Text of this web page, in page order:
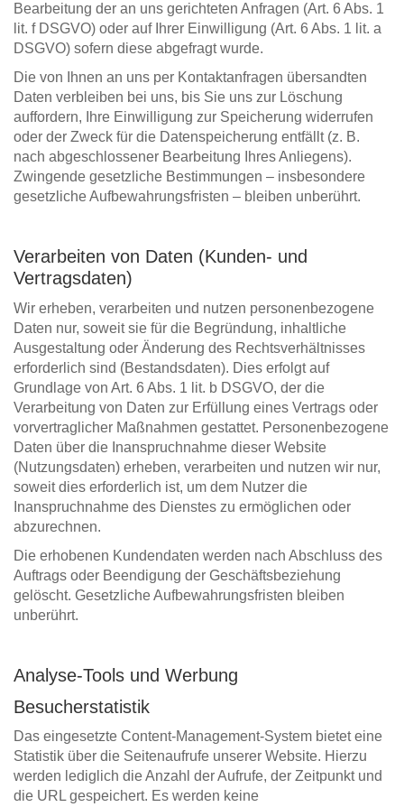
Bearbeitung der an uns gerichteten Anfragen (Art. 6 Abs. 1
lit. f DSGVO) oder auf Ihrer Einwilligung (Art. 6 Abs. 1 lit. a
DSGVO) sofern diese abgefragt wurde.
Die von Ihnen an uns per Kontaktanfragen übersandten
Daten verbleiben bei uns, bis Sie uns zur Löschung
auffordern, Ihre Einwilligung zur Speicherung widerrufen
oder der Zweck für die Datenspeicherung entfällt (z. B.
nach abgeschlossener Bearbeitung Ihres Anliegens).
Zwingende gesetzliche Bestimmungen – insbesondere
gesetzliche Aufbewahrungsfristen – bleiben unberührt.
Verarbeiten von Daten (Kunden- und
Vertragsdaten)
Wir erheben, verarbeiten und nutzen personenbezogene
Daten nur, soweit sie für die Begründung, inhaltliche
Ausgestaltung oder Änderung des Rechtsverhältnisses
erforderlich sind (Bestandsdaten). Dies erfolgt auf
Grundlage von Art. 6 Abs. 1 lit. b DSGVO, der die
Verarbeitung von Daten zur Erfüllung eines Vertrags oder
vorvertraglicher Maßnahmen gestattet. Personenbezogene
Daten über die Inanspruchnahme dieser Website
(Nutzungsdaten) erheben, verarbeiten und nutzen wir nur,
soweit dies erforderlich ist, um dem Nutzer die
Inanspruchnahme des Dienstes zu ermöglichen oder
abzurechnen.
Die erhobenen Kundendaten werden nach Abschluss des
Auftrags oder Beendigung der Geschäftsbeziehung
gelöscht. Gesetzliche Aufbewahrungsfristen bleiben
unberührt.
Analyse-Tools und Werbung
Besucherstatistik
Das eingesetzte Content-Management-System bietet eine
Statistik über die Seitenaufrufe unserer Website. Hierzu
werden lediglich die Anzahl der Aufrufe, der Zeitpunkt und
die URL gespeichert. Es werden keine